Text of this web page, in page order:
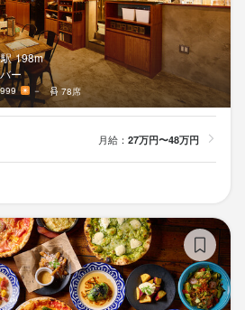
駅 198m
ー
－ 78席
月給： 27万円〜48万円